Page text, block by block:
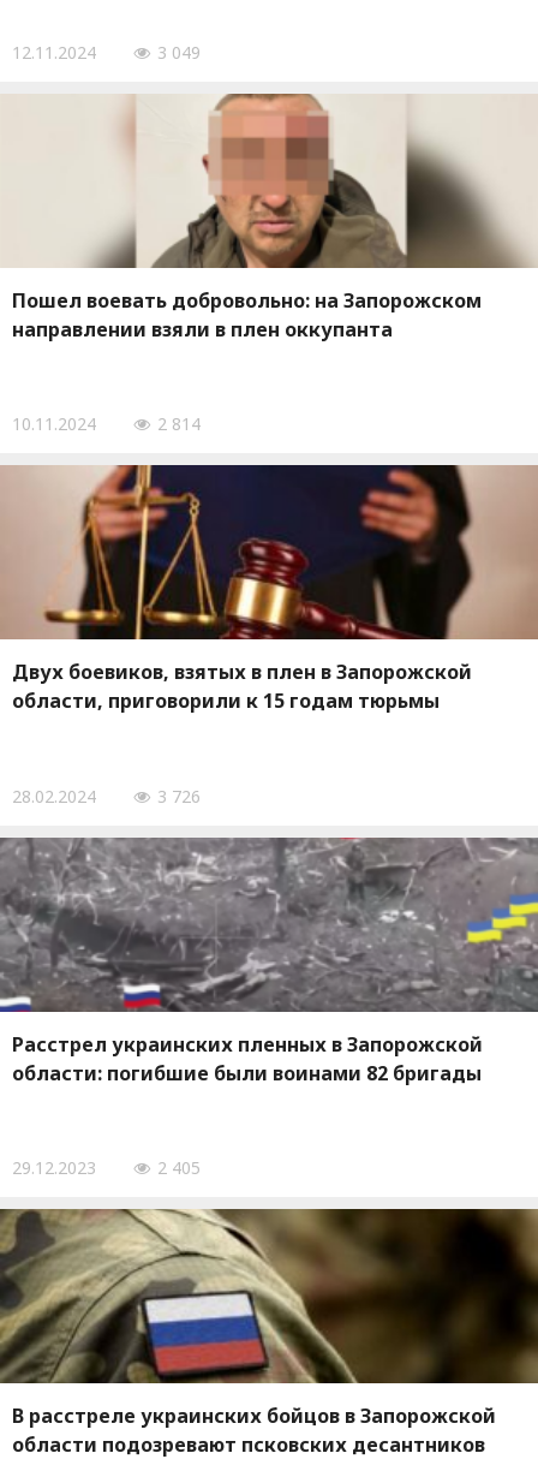
12.11.2024 3 049
Пошел воевать добровольно: на Запорожском
направлении взяли в плен оккупанта
10.11.2024 2 814
Двух боевиков, взятых в плен в Запорожской
области, приговорили к 15 годам тюрьмы
28.02.2024 3 726
Расстрел украинских пленных в Запорожской
области: погибшие были воинами 82 бригады
29.12.2023 2 405
В расстреле украинских бойцов в Запорожской
области подозревают псковских десантников